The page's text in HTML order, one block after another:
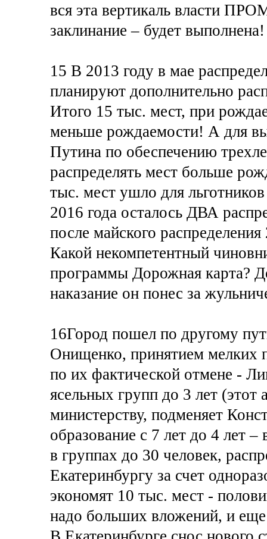
вся эта вертикаль власти
заклинание – будет выполнена!
15 В 2013 году в мае
планируют дополнительно
Итого 15 тыс. мест, при
меньше рождаемости! А для
Путина по обеспечению
распределять мест больше
тыс. мест ушло для
2016 года осталось ДВА
после майского
Какой некомпетентный
программы Дорожная карта?
наказание он понес за
16Город пошел по другому
Онищенко, принятием мелких
по их фактической отмене -
ясельных групп до 3 лет
министерству, подменяет
образование с 7 лет до 4 лет
в группах до 30 человек,
Екатеринбургу за счет
экономят 10 тыс. мест -
надо больших вложений, и еще